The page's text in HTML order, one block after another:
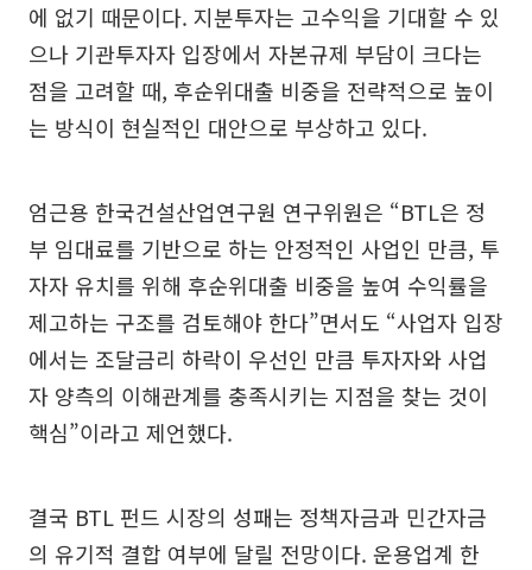
에 없기 때문이다. 지분투자는 고수익을 기대할 수 있
으나 기관투자자 입장에서 자본규제 부담이 크다는
점을 고려할 때, 후순위대출 비중을 전략적으로 높이
는 방식이 현실적인 대안으로 부상하고 있다.
엄근용 한국건설산업연구원 연구위원은 “BTL은 정
부 임대료를 기반으로 하는 안정적인 사업인 만큼, 투
자자 유치를 위해 후순위대출 비중을 높여 수익률을
제고하는 구조를 검토해야 한다”면서도 “사업자 입장
에서는 조달금리 하락이 우선인 만큼 투자자와 사업
자 양측의 이해관계를 충족시키는 지점을 찾는 것이
핵심”이라고 제언했다.
결국 BTL 펀드 시장의 성패는 정책자금과 민간자금
의 유기적 결합 여부에 달릴 전망이다. 운용업계 한